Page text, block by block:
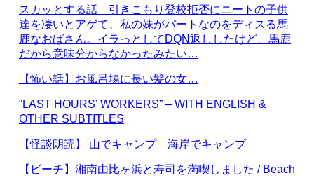
スカッとする話 引きこもり登校拒否にニートの子供
達を凄いとアゲて、私の妹がパートなのをディスる馬
鹿なおばさん。イラっとしてDQN返ししたけど、馬鹿
だから意味分からなかったみたい…
【怖い話】お風呂場に長い髪の女…
“LAST HOURS’ WORKERS” – WITH ENGLISH &
OTHER SUBTITLES
【怪談朗読】 山でキャンプ 海岸でキャンプ
【ビーチ】湘南由比ヶ浜と寿司を満喫しました / Beach